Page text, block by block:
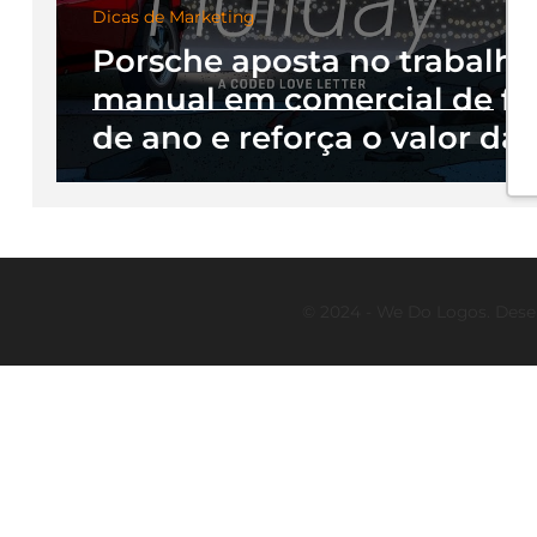
Porsche aposta no trabalho
manual em comercial de
de ano e reforça o valor da
intenção criativa
Dicas de Marketing